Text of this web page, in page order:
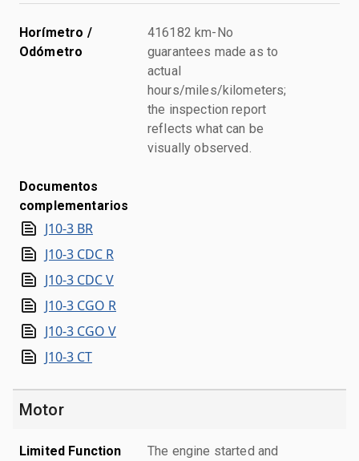
Horímetro /
Odómetro
416182 km-No
guarantees made as to
actual
hours/miles/kilometers;
the inspection report
reflects what can be
visually observed.
Documentos
complementarios
J10-3 BR
J10-3 CDC R
J10-3 CDC V
J10-3 CGO R
J10-3 CGO V
J10-3 CT
Motor
Limited Function
The engine started and